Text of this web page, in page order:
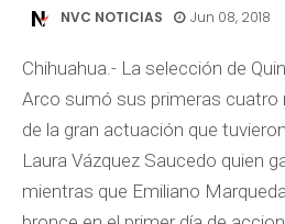
NVC NOTICIAS Jun 08, 2018
Chihuahua.- La selección de
Arco sumó sus primeras cuatro
de la gran actuación que
Laura Vázquez Saucedo quien
mientras que Emiliano